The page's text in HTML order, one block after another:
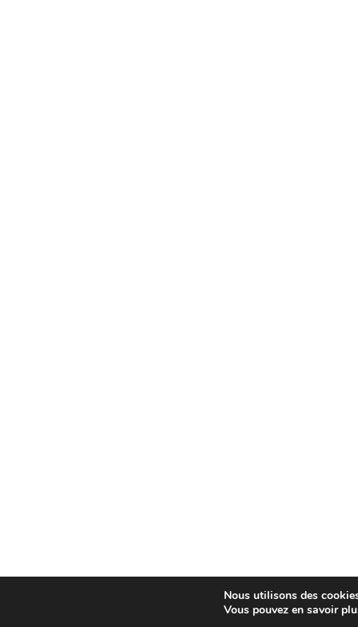
Nous utilisons des
Vous pouvez en savoir